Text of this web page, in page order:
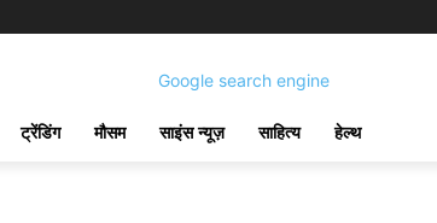
ट्रेंडिंग मौसम साइंस न्यूज़ साहित्य हेल्थ